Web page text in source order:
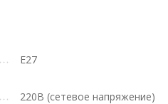
E27
220В (сетевое напряжение)